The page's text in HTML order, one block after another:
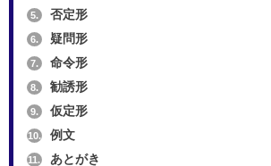
5. 否定形
6. 疑問形
7. 命令形
8. 勧誘形
9. 仮定形
10. 例文
11. あとがき